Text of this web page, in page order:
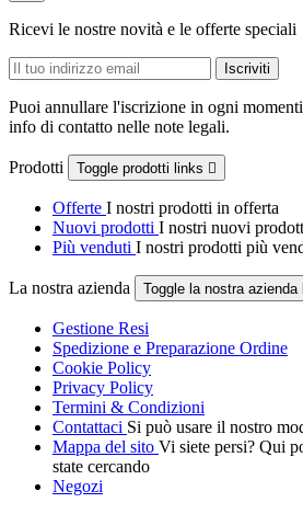
Ricevi le nostre novità e le offerte speciali
Puoi annullare l'iscrizione in ogni
info di contatto nelle note legali.
Prodotti Toggle prodotti links 
Offerte I nostri prodotti in offerta
Nuovi prodotti I nostri nuovi
Più venduti I nostri prodotti più
La nostra azienda Toggle la nostra azienda
Gestione Resi
Spedizione e Preparazione Ordine
Cookie Policy
Privacy Policy
Termini & Condizioni
Contattaci Si può usare il nostro
Mappa del sito Vi siete persi? Qui
state cercando
Negozi